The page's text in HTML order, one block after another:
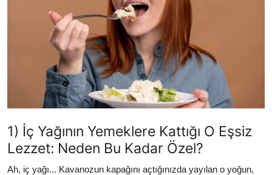
Temel Gıda ve Ürün Rehberleri
İçecek Kültürü & Barista
Yöresel Tarifler & Ev Yemekleri
Gıda Güvenliği & Sağlık
İçecek Kültürü & Rehberleri
Popüler Kültür & Mutfak Tarihi
1) İç Yağının Yemeklere Kattığı O Eşsiz
Lezzet: Neden Bu Kadar Özel?
Ah, iç yağı... Kavanozun kapağını açtığınızda yayılan o yoğun,